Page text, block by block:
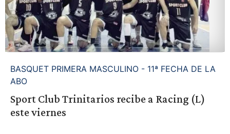
BASQUET PRIMERA MASCULINO - 11ª FECHA DE LA
ABO
Sport Club Trinitarios recibe a Racing (L)
este viernes